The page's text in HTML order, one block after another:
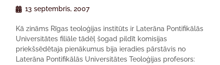
13 septembris, 2007
Kā zināms Rīgas teoloģijas institūts ir Laterāna Pontifikālās
Universitātes filiāle tādēļ šogad pildīt komisijas
priekšsēdētaja pienākumus bija ieradies pārstāvis no
Laterāna Pontifikālās Universitātes Teoloģijas profesors: